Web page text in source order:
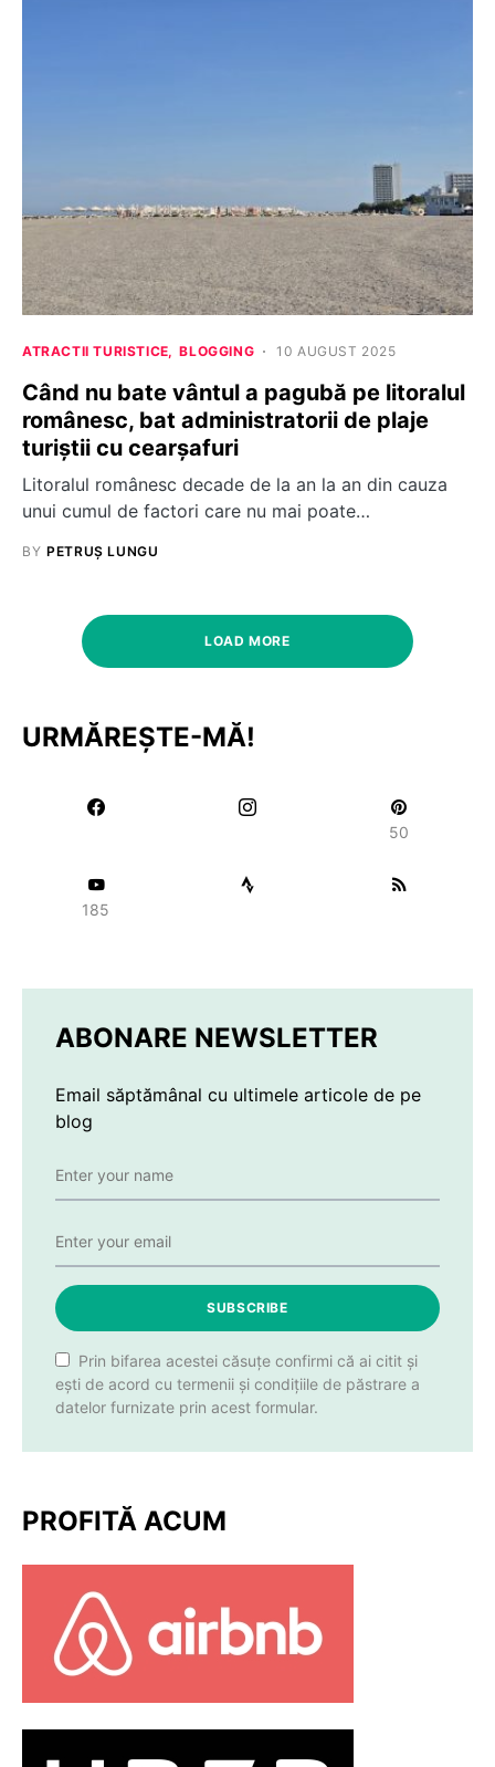
ATRACTII TURISTICE BLOGGING 10 AUGUST 2025
Când nu bate vântul a pagubă pe litoralul
românesc, bat administratorii de plaje
turiștii cu cearșafuri
Litoralul românesc decade de la an la an din cauza
unui cumul de factori care nu mai poate…
BY PETRUȘ LUNGU
LOAD MORE
URMĂREȘTE-MĂ!
50
185
ABONARE NEWSLETTER
Email săptămânal cu ultimele articole de pe
blog
SUBSCRIBE
Prin bifarea acestei căsuțe confirmi că ai citit și
ești de acord cu termenii și condițiile de păstrare a
datelor furnizate prin acest formular.
PROFITĂ ACUM